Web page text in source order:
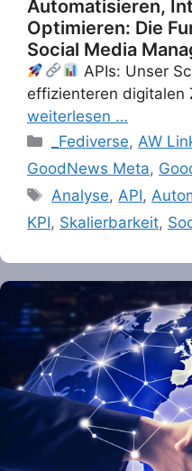
Automatisieren,
Optimieren: Die
Social Media
APIs: Unser
effizienteren digitalen
weiterlesen …
Categories
_Fediverse, AW
GoodNews Meta,
Tags
Analyse, API,
KPI, Skalierbarkeit,